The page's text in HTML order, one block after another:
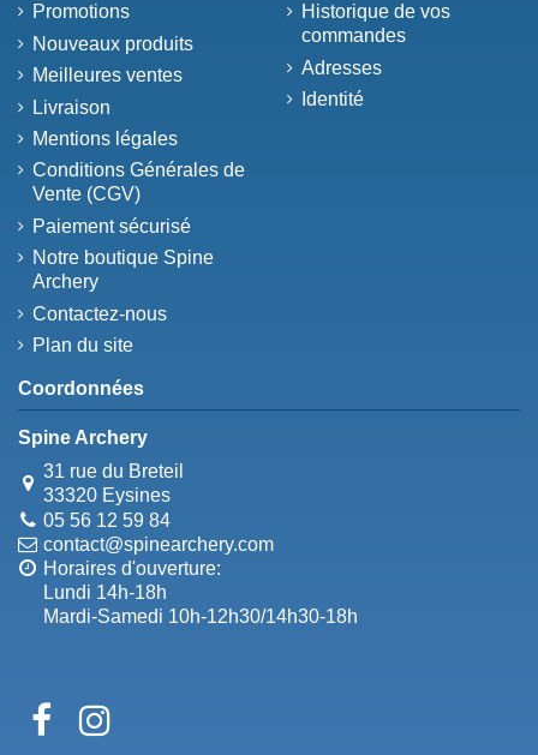
Promotions
Nouveaux produits
Meilleures ventes
Livraison
Mentions légales
Conditions Générales de
Vente (CGV)
Paiement sécurisé
Notre boutique Spine
Archery
Contactez-nous
Plan du site
Historique de vos
commandes
Adresses
Identité
Coordonnées
Spine Archery
31 rue du Breteil
33320 Eysines
05 56 12 59 84
contact@spinearchery.com
Horaires d'ouverture:
Lundi 14h-18h
Mardi-Samedi 10h-12h30/14h30-18h